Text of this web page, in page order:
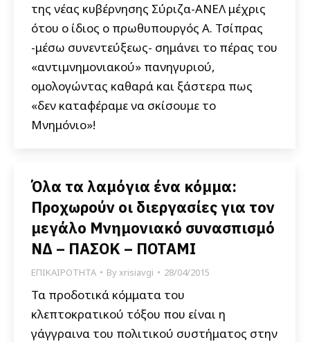
της νέας κυβέρνησης Σύριζα-ΑΝΕΛ μέχρις
ότου ο ίδιος ο πρωθυπουργός Α. Τσίπρας
-μέσω συνεντεύξεως- σημάνει το πέρας του
«αντιμνημονιακού» πανηγυριού,
ομολογώντας καθαρά και ξάστερα πως
«δεν καταφέραμε να σκίσουμε το
Μνημόνιο»!
Όλα τα λαμόγια ένα κόμμα:
Προχωρούν οι διεργασίες για τον
μεγάλο Μνημονιακό συνασπισμό
ΝΔ – ΠΑΣΟΚ – ΠΟΤΑΜΙ
ΕΠΙΚΑΙΡΟΤΗΤΑ Byxrisiavgi 28/04/2015
Τα προδοτικά κόμματα του
κλεπτοκρατικού τόξου που είναι η
γάγγραινα του πολιτικού συστήματος στην